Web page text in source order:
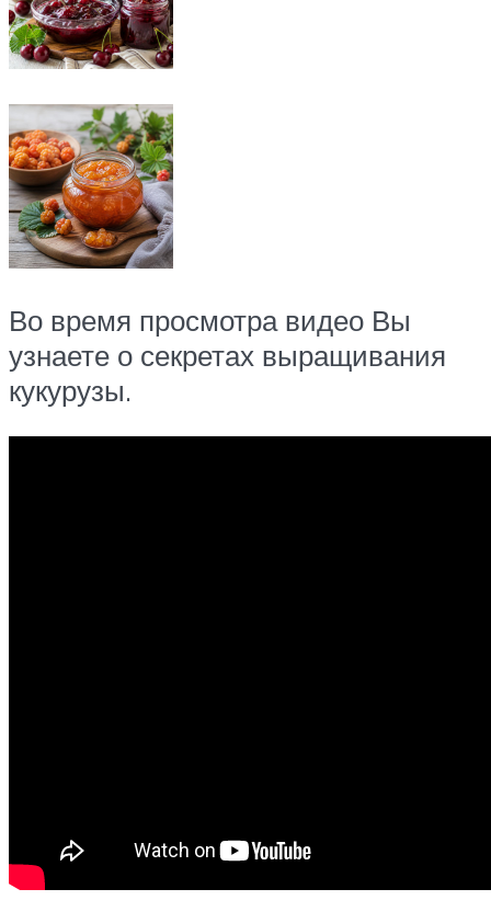
Во время просмотра видео Вы
узнаете о секретах выращивания
кукурузы.